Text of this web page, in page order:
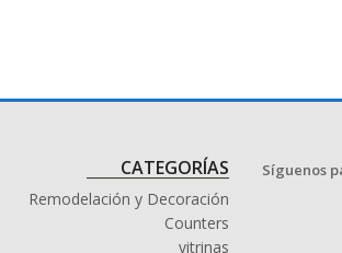
CATEGORÍAS
Remodelación y Decoración
Counters
vitrinas
Síguenos